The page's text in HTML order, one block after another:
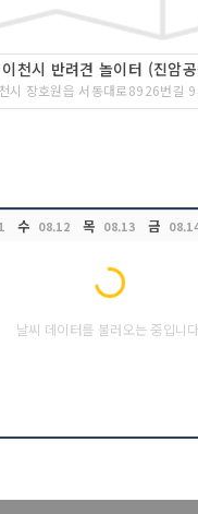
이천시 반려견 놀이터 (진암
시 장호원읍 서동대로8926번길
수 08.12 목 08.13 금
Loading...
날씨 데이터를 불러오는 중입니